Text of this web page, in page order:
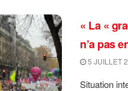
« La «
n’a pas
5 JUILLET
Situation